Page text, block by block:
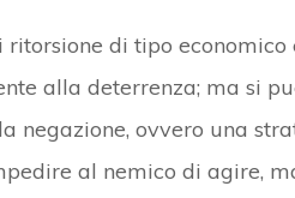
ritorsione di tipo
alla deterrenza; ma si
negazione, ovvero una
al nemico di agire,